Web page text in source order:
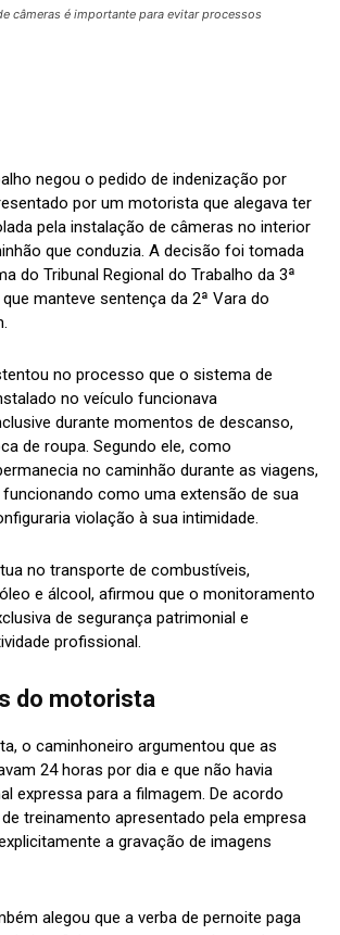
câmeras é importante para evitar processos
negou o pedido de indenização por
por um motorista que alegava ter
pela instalação de câmeras no interior
que conduzia. A decisão foi tomada
do Tribunal Regional do Trabalho da 3ª
que manteve sentença da 2ª Vara do
no processo que o sistema de
no veículo funcionava
durante momentos de descanso,
de roupa. Segundo ele, como
no caminhão durante as viagens,
funcionando como uma extensão de sua
violação à sua intimidade.
no transporte de combustíveis,
e álcool, afirmou que o monitoramento
de segurança patrimonial e
profissional.
do motorista
o caminhoneiro argumentou que as
24 horas por dia e que não havia
expressa para a filmagem. De acordo
treinamento apresentado pela empresa
a gravação de imagens
alegou que a verba de pernoite paga